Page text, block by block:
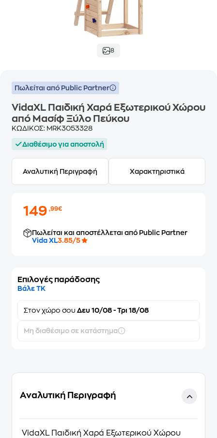
8
Πωλείται από Public Partner
VidaXL Παιδική Χαρά Εξωτερικού Χώρου
από Μασίφ Ξύλο Πεύκου
ΚΩΔΙΚΟΣ: MRK3053328
Διαθέσιμο για αποστολή
Αναλυτική Περιγραφή Χαρακτηριστικά
149,99€
Πωλείται και αποστέλλεται από Public Partner
Vida XL3.85/5
Επιλογές παράδοσης
Βάλε ΤΚ
Στον χώρο σου Δευ 10/08 - Τρι 18/08
Μη διαθέσιμο σε κατάστημα
Αναλυτική Περιγραφή
VidaXL Παιδική Χαρά Εξωτερικού Χώρου